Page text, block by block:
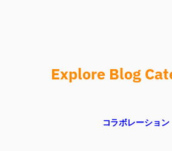
Explore Blog
コラボレーション